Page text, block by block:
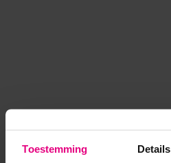
Toestemming Details